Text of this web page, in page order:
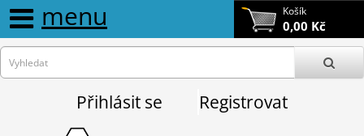
Košík
0,00 Kč
menu
Přihlásit se Registrovat